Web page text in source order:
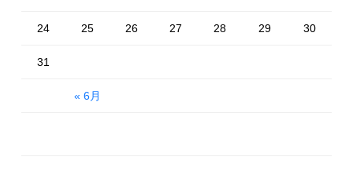
« 6月
24 25 26 27 28 29 30
31